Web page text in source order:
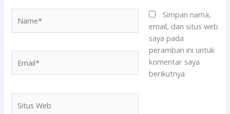
Web
Simpan nama,
email, dan situs web
saya pada
peramban ini untuk
komentar saya
berikutnya.